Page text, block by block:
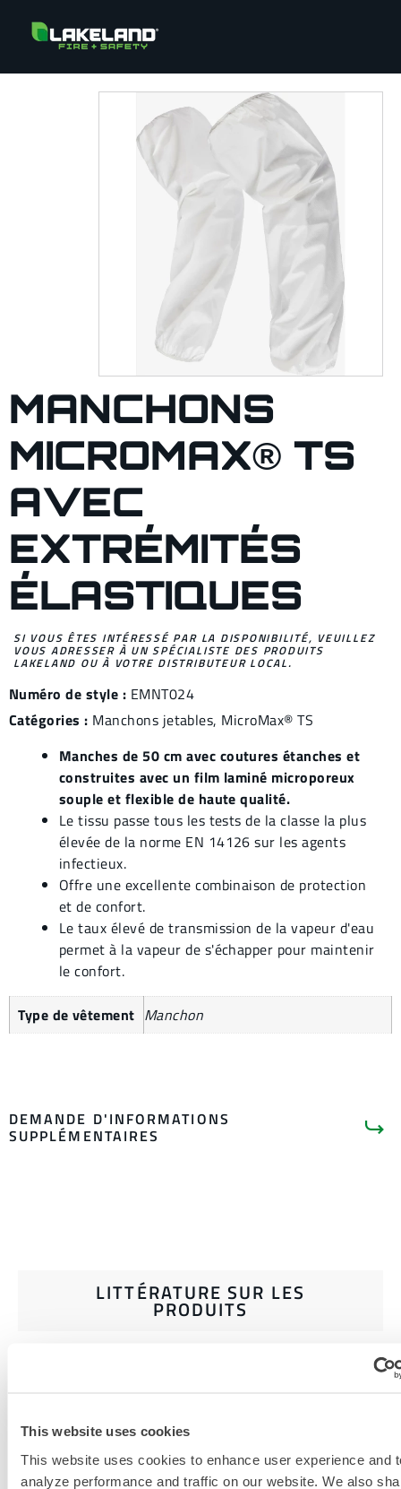
This website uses cookies
This website uses cookies to enhance user experience and
analyze performance and traffic on our website. We also
MANCHONS
MICROMAX® TS
AVEC
EXTRÉMITÉS
ÉLASTIQUES
SI VOUS ÊTES INTÉRESSÉ PAR LA DISPONIBILITÉ, VEUILLEZ
VOUS ADRESSER À UN SPÉCIALISTE DES PRODUITS
LAKELAND OU À VOTRE DISTRIBUTEUR LOCAL.
Numéro de style : EMNT024
Catégories : Manchons jetables, MicroMax® TS
Manches de 50 cm avec coutures étanches et
construites avec un film laminé microporeux
souple et flexible de haute qualité.
Le tissu passe tous les tests de la classe la plus
élevée de la norme EN 14126 sur les agents
infectieux.
Offre une excellente combinaison de protection
et de confort.
Le taux élevé de transmission de la vapeur d'eau
permet à la vapeur de s'échapper pour maintenir
le confort.
Type de vêtement Manchon
DEMANDE D'INFORMATIONS
SUPPLÉMENTAIRES
LITTÉRATURE SUR LES
PRODUITS